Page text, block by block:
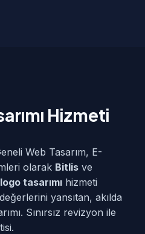
Hizmeti
Web Tasarım, E-
olarak Bitlis ve
logo tasarımı hizmeti
yansıtan, akılda
Sınırsız revizyon ile